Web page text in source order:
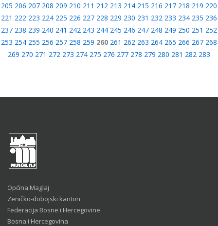
205 206 207 208 209 210 211 212 213 214 215 216 217 218 219 220
221 222 223 224 225 226 227 228 229 230 231 232 233 234 235 236
237 238 239 240 241 242 243 244 245 246 247 248 249 250 251 252
253 254 255 256 257 258 259 260 261 262 263 264 265 266 267 268
269 270 271 272 273 274 275 276 277 278 279 280 281 282 283
Općina Maglaj
Zeničko-dobojski kanton
Federacija Bosne i Hercegovine
Bosna i Hercegovina